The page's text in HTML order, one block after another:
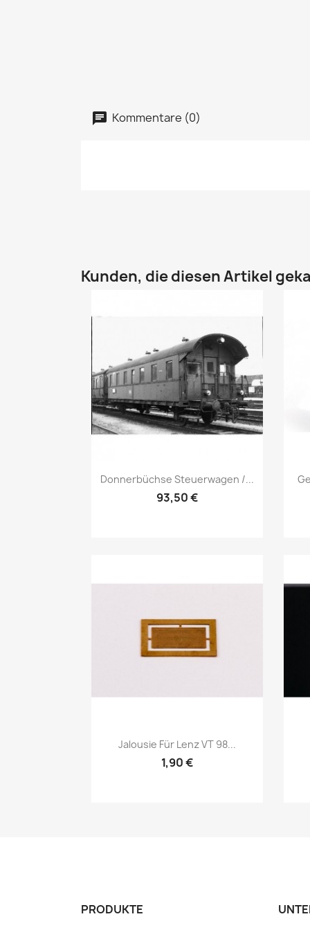
Kommentare (0)
Kunden, die diesen Artikel
Vorschau
Donnerbüchse Steuerwagen /...
93,50 €
 Vorschau
Jalousie Für Lenz VT 98...
1,90 €
PRODUKTE